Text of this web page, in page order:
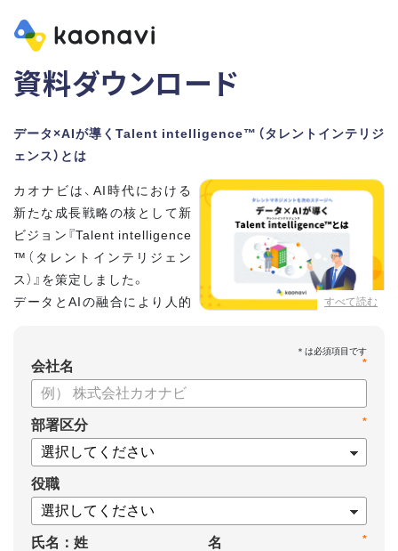
資料ダウンロード
データ×AIが導くTalent intelligence™（タレントインテリジ
ェンス）とは
すべて読む
カオナビは、AI時代における
新たな成長戦略の核として新
ビジョン『Talent intelligence
™（タレントインテリジェン
ス）』を策定しました。
データとAIの融合により人的
【資料の内容】
・新ビジョン「Talent intelligence™」実現へのロードマップ
・HRSaaS事業とHRSolution事業が循環する「Infinite Model」
・AI活用の土台、カオナビの「タレントマネジメント」でできる
こと
*
会社名
*
部署区分
役職
氏名：姓 *
名